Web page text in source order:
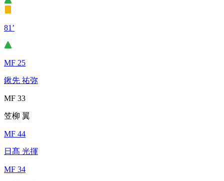
81’
MF 25
鍬先 祐弥
MF 33
笠柳 翼
MF 44
日髙 光揮
MF 34